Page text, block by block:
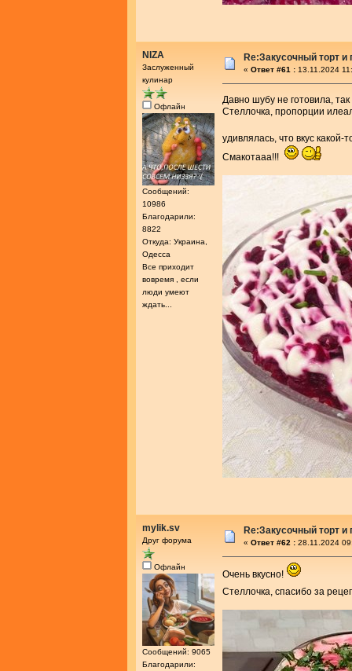
NIZA
Заслуженный
кулинар
Офлайн
Сообщений:
10986
Благодарили:
8822
Откуда: Украина,
Одесса
Все приходит
вовремя , если
люди умеют
ждать...
Re:Закусочный торт
« Ответ #61 : 13.11.2024
Давно шубу не готовила,
Стеллочка, пропорции
удивлялась, что вкус
Смакотааа!!!
mylik.sv
Друг форума
Офлайн
Сообщений: 9065
Благодарили:
Re:Закусочный торт
« Ответ #62 : 28.11.2024
Очень вкусно!
Стеллочка, спасибо за